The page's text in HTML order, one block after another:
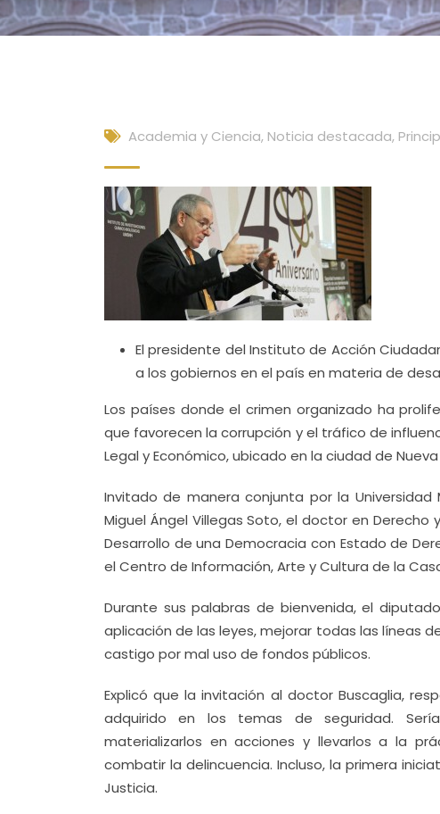
Academia y Ciencia, Noticia destacada,
El presidente del Instituto de Acción
a los gobiernos en el país en materia de
Los países donde el crimen organizado ha
que favorecen la corrupción y el tráfico de
Legal y Económico, ubicado en la ciudad de
Invitado de manera conjunta por la
Miguel Ángel Villegas Soto, el doctor en Derecho
Desarrollo de una Democracia con Estado de
el Centro de Información, Arte y Cultura de la
Durante sus palabras de bienvenida, el
aplicación de las leyes, mejorar todas las líneas
castigo por mal uso de fondos públicos.
Explicó que la invitación al doctor Buscaglia,
adquirido en los temas de seguridad.
materializarlos en acciones y llevarlos a la
combatir la delincuencia. Incluso, la primera
Justicia.